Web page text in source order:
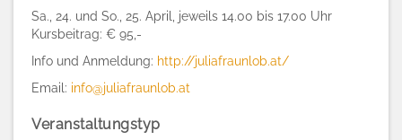
Sa., 24. und So., 25. April, jeweils 14.00 bis 17.00 Uhr
Kursbeitrag: € 95,-
Info und Anmeldung: http://juliafraunlob.at/
Email: info@juliafraunlob.at
Veranstaltungstyp